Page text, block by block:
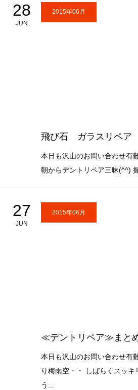
28
JUN
2015年06月
飛び石 ガラスリペア
本日も沢山のお問い合わせ有
朝からデントリペア三昧(^^)
27
JUN
2015年06月
≪デントリペア≫まと
本日も沢山のお問い合わせ有
り梅雨空・・ しばらくスッ
う...